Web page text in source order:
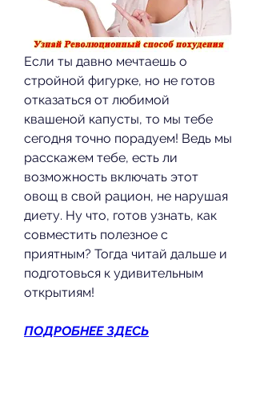
Если ты давно мечтаешь о
стройной фигурке, но не готов
отказаться от любимой
квашеной капусты, то мы тебе
сегодня точно порадуем! Ведь мы
расскажем тебе, есть ли
возможность включать этот
овощ в свой рацион, не нарушая
диету. Ну что, готов узнать, как
совместить полезное с
приятным? Тогда читай дальше и
подготовься к удивительным
открытиям!
ПОДРОБНЕЕ ЗДЕСЬ